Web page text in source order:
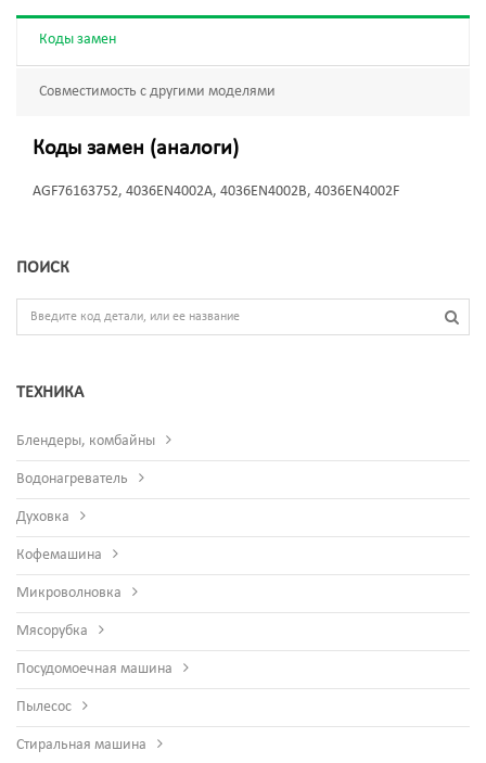
Коды замен
Совместимость с другими моделями
Коды замен (аналоги)
AGF76163752, 4036EN4002A, 4036EN4002B, 4036EN4002F
ПОИСК
ТЕХНИКА
Блендеры, комбайны
Водонагреватель
Духовка
Кофемашина
Микроволновка
Мясорубка
Посудомоечная машина
Пылесос
Стиральная машина